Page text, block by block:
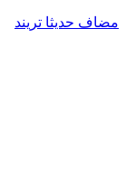
مضاف حديثا تريند